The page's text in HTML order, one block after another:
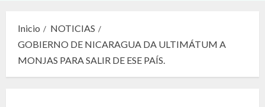
Inicio
NOTICIAS
GOBIERNO DE NICARAGUA DA ULTIMÁTUM A
MONJAS PARA SALIR DE ESE PAÍS.